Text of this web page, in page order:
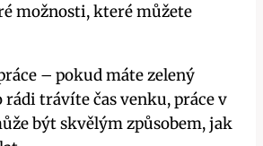
možnosti, které můžete
– pokud máte zelený
rádi trávíte čas venku, práce v
být skvělým způsobem, jak